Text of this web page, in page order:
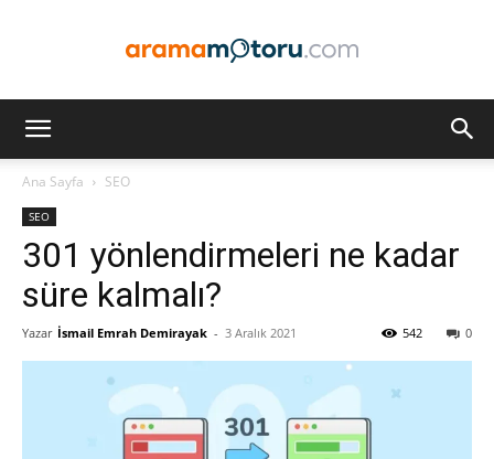
Optimizasyonu
ve
Ana Sayfa SEO
SEO
301 yönlendirmeleri ne kadar
süre kalmalı?
Yazar İsmail Emrah Demirayak - 3 Aralık 2021 0
542